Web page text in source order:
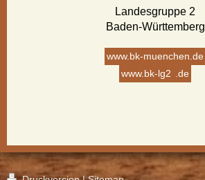
Landesgruppe 2
Baden-Württemberg
www.bk-muenchen.de
www.bk-lg2 .de